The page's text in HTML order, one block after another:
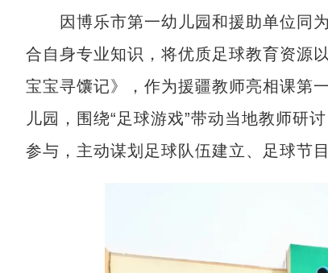
因博乐市第一幼儿园和援助单位同为
合自身专业知识，将优质足球教育资源
宝宝寻馕记》，作为援疆教师亮相课第
儿园，围绕“足球游戏”带动当地教师研
参与，主动谋划足球队伍建立、足球节